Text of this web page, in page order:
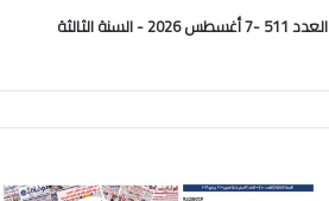
العدد 511 -7 أغسطس 2026 - السنة الثالثة